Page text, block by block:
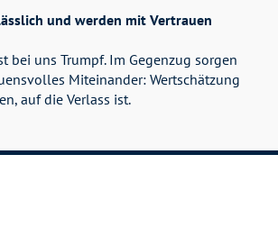
und werden mit Vertrauen
bei uns Trumpf. Im Gegenzug sorgen
Miteinander: Wertschätzung
auf die Verlass ist.